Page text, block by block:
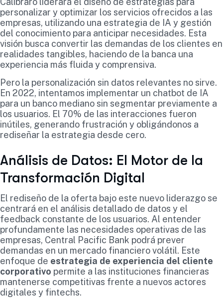
personalizar y optimizar los servicios ofrecidos a las
empresas, utilizando una estrategia de IA y gestión
del conocimiento para anticipar necesidades. Esta
visión busca convertir las demandas de los clientes en
realidades tangibles, haciendo de la banca una
experiencia más fluida y comprensiva.
Pero la personalización sin datos relevantes no sirve.
En 2022, intentamos implementar un chatbot de IA
para un banco mediano sin segmentar previamente a
los usuarios. El 70% de las interacciones fueron
inútiles, generando frustración y obligándonos a
rediseñar la estrategia desde cero.
Análisis de Datos: El Motor de la
Transformación Digital
El rediseño de la oferta bajo este nuevo liderazgo se
centrará en el análisis detallado de datos y el
feedback constante de los usuarios. Al entender
profundamente las necesidades operativas de las
empresas, Central Pacific Bank podrá prever
demandas en un mercado financiero volátil. Este
enfoque de estrategia de experiencia del cliente
corporativo permite a las instituciones financieras
mantenerse competitivas frente a nuevos actores
digitales y fintechs.